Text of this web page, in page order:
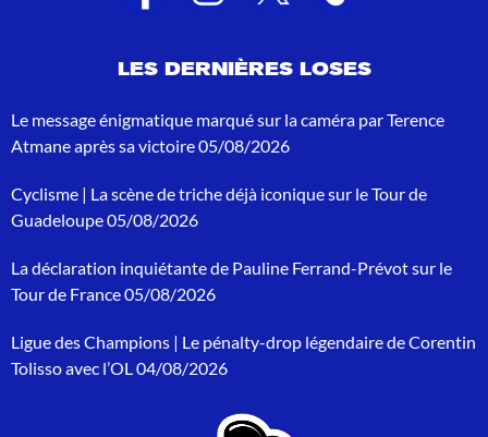
s
r
c
e
c
h
o
u
:
LES DERNIÈRES LOSES
Le message énigmatique marqué sur la caméra par Terence
Atmane après sa victoire05/08/2026
Cyclisme | La scène de triche déjà iconique sur le Tour de
Guadeloupe05/08/2026
La déclaration inquiétante de Pauline Ferrand-Prévot sur le
Tour de France05/08/2026
Ligue des Champions | Le pénalty-drop légendaire de Corentin
Tolisso avec l’OL04/08/2026